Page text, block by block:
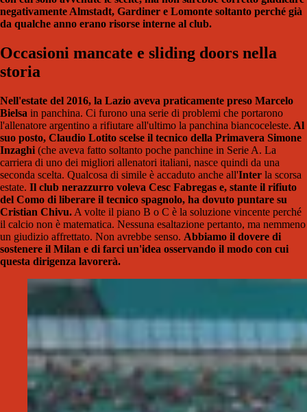
negativamente Almstadt, Gardiner e Lomonte soltanto perché già
da qualche anno erano risorse interne al club.
Occasioni mancate e sliding doors nella
storia
Nell'estate del 2016, la Lazio aveva praticamente preso Marcelo
Bielsa in panchina. Ci furono una serie di problemi che portarono
l'allenatore argentino a rifiutare all'ultimo la panchina biancoceleste. Al
suo posto, Claudio Lotito scelse il tecnico della Primavera Simone
Inzaghi (che aveva fatto soltanto poche panchine in Serie A. La
carriera di uno dei migliori allenatori italiani, nasce quindi da una
seconda scelta. Qualcosa di simile è accaduto anche all'Inter la scorsa
estate. Il club nerazzurro voleva Cesc Fabregas e, stante il rifiuto
del Como di liberare il tecnico spagnolo, ha dovuto puntare su
Cristian Chivu. A volte il piano B o C è la soluzione vincente perché
il calcio non è matematica. Nessuna esaltazione pertanto, ma nemmeno
un giudizio affrettato. Non avrebbe senso. Abbiamo il dovere di
sostenere il Milan e di farci un'idea osservando il modo con cui
questa dirigenza lavorerà.